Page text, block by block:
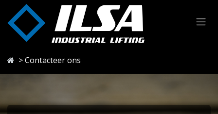
Overslaan naar inhoud
> Contacteer ons